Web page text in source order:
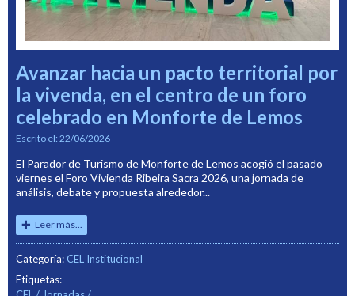
Avanzar hacia un pacto territorial por
la vivenda, en el centro de un foro
celebrado en Monforte de Lemos
Escrito el: 22/06/2026
El Parador de Turismo de Monforte de Lemos acogió el pasado
viernes el Foro Vivienda Ribeira Sacra 2026, una jornada de
análisis, debate y propuesta alrededor...
Leer más...
Categoría: CEL Institucional
Etiquetas: